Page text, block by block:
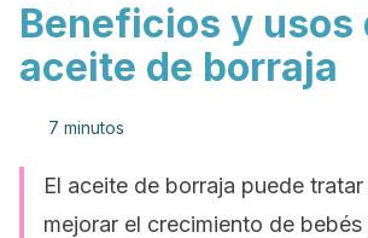
Beneficios y usos
aceite de borraja
7 minutos
El aceite de borraja puede
mejorar el crecimiento de